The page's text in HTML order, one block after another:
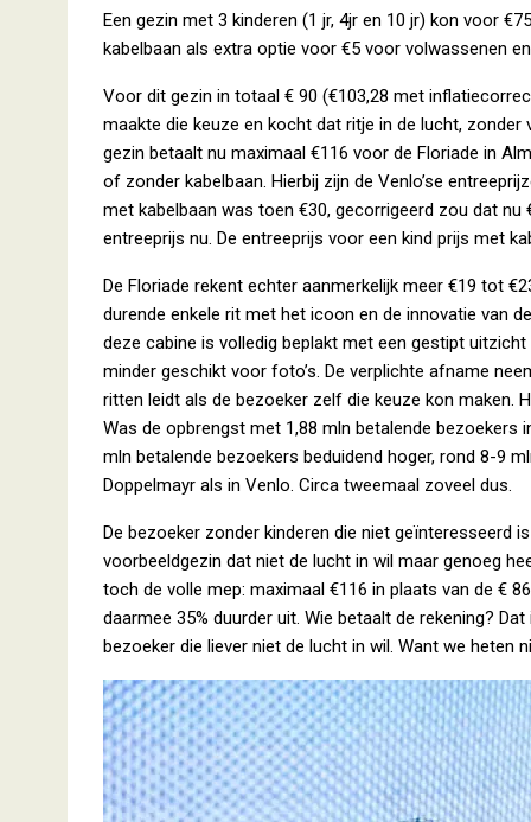
Een gezin met 3 kinderen (1 jr, 4jr en 10 jr) kon voor
kabelbaan als extra optie voor €5 voor volwassenen
Voor dit gezin in totaal € 90 (€103,28 met
maakte die keuze en kocht dat ritje in de lucht, zonder
gezin betaalt nu maximaal €116 voor de Floriade in
of zonder kabelbaan. Hierbij zijn de Venlo’se
met kabelbaan was toen €30, gecorrigeerd zou dat nu
entreeprijs nu. De entreeprijs voor een kind prijs met
De Floriade rekent echter aanmerkelijk meer €19 tot
durende enkele rit met het icoon en de innovatie van
deze cabine is volledig beplakt met een gestipt
minder geschikt voor foto’s. De verplichte afname
ritten leidt als de bezoeker zelf die keuze kon maken.
Was de opbrengst met 1,88 mln betalende
mln betalende bezoekers beduidend hoger, rond 8-9
Doppelmayr als in Venlo. Circa tweemaal zoveel dus.
De bezoeker zonder kinderen die niet geïnteresseerd
voorbeeldgezin dat niet de lucht in wil maar genoeg
toch de volle mep: maximaal €116 in plaats van de €
daarmee 35% duurder uit. Wie betaalt de rekening?
bezoeker die liever niet de lucht in wil. Want we heten